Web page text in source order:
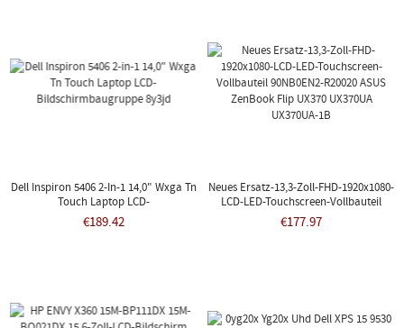
Dell Inspiron 5406 2-In-1 14,0" Wxga Tn
Touch Laptop LCD-
Bildschirmbaugruppe 8y3jd
€189.42
Neues Ersatz-13,3-Zoll-FHD-1920x1080-
LCD-LED-Touchscreen-Vollbauteil
90NB0EN2-R20020 ASUS ZenBook Flip
UX370 UX370UA UX370UA-1B
€177.97